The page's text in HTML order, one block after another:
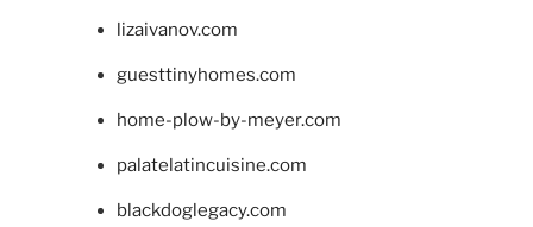
lizaivanov.com
guesttinyhomes.com
home-plow-by-meyer.com
palatelatincuisine.com
blackdoglegacy.com